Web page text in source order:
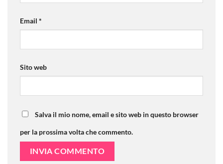
Email *
Sito web
Salva il mio nome, email e sito web in questo browser
per la prossima volta che commento.